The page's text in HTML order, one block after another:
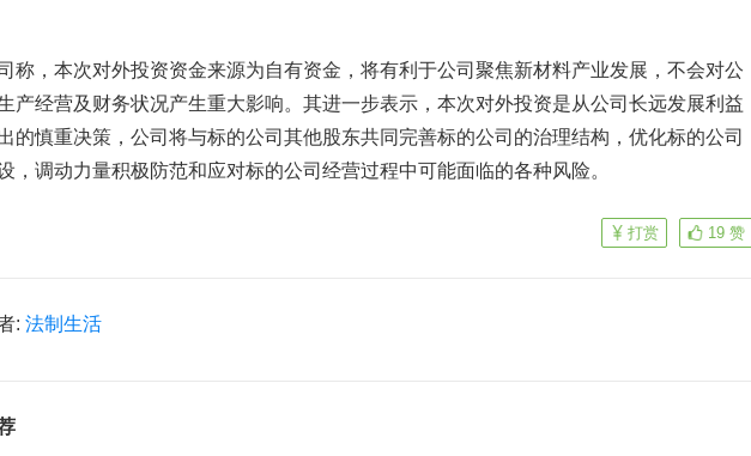
，本次对外投资资金来源为自有资金，将有利于公司聚焦新材料产业发展，不会对公
产经营及财务状况产生重大影响。其进一步表示，本次对外投资是从公司长远发展利益
的慎重决策，公司将与标的公司其他股东共同完善标的公司的治理结构，优化标的公司
，调动力量积极防范和应对标的公司经营过程中可能面临的各种风险。
19 赞
打赏
: 法制生活